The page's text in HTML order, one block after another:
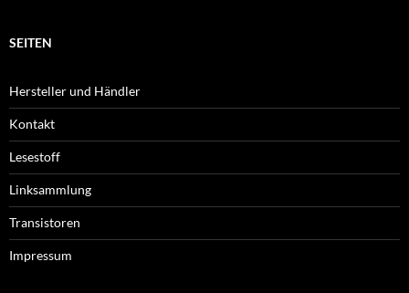
SEITEN
Hersteller und Händler
Kontakt
Lesestoff
Linksammlung
Transistoren
Impressum